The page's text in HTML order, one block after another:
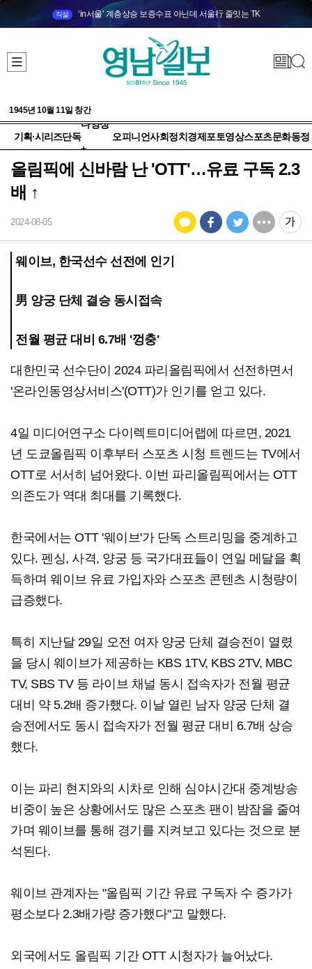
직설 ‘in서울’ 계층상승 보증수표 아닌데 서울行 줄잇는 TK
1945년 10월 11일 창간
기획·시리즈단독
다양성
+
오피니언사회정치 경제 포토영상스포츠문화동정
올림픽에 신바람 난 'OTT'…유료 구독 2.3
배 ↑
2024-08-05
웨이브, 한국선수 선전에 인기
男 양궁 단체 결승 동시접속
전월 평균 대비 6.7배 '껑충'
대한민국 선수단이 2024 파리올림픽에서 선전하면서
'온라인동영상서비스'(OTT)가 인기를 얻고 있다.
4일 미디어연구소 다이렉트미디어랩에 따르면, 2021
년 도쿄올림픽 이후부터 스포츠 시청 트렌드는 TV에서
OTT로 서서히 넘어왔다. 이번 파리올림픽에서는 OTT
의존도가 역대 최대를 기록했다.
한국에서는 OTT '웨이브'가 단독 스트리밍을 중계하고
있다. 펜싱, 사격, 양궁 등 국가대표들이 연일 메달을 획
득하며 웨이브 유료 가입자와 스포츠 콘텐츠 시청량이
급증했다.
특히 지난달 29일 오전 여자 양궁 단체 결승전이 열렸
을 당시 웨이브가 제공하는 KBS 1TV, KBS 2TV, MBC
TV, SBS TV 등 라이브 채널 동시 접속자가 전월 평균
대비 약 5.2배 증가했다. 이날 열린 남자 양궁 단체 결
승전에서도 동시 접속자가 전월 평균 대비 6.7배 상승
했다.
이는 파리 현지와의 시차로 인해 심야시간대 중계방송
비중이 높은 상황에서도 많은 스포츠 팬이 밤잠을 줄여
가며 웨이브를 통해 경기를 지켜보고 있다는 것으로 분
석된다.
웨이브 관계자는 "올림픽 기간 유료 구독자 수 증가가
평소보다 2.3배가량 증가했다"고 말했다.
외국에서도 올림픽 기간 OTT 시청자가 늘어났다.